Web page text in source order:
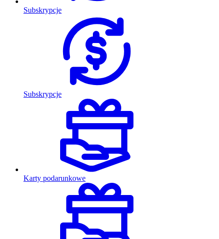
Subskrypcje
Subskrypcje
Karty podarunkowe